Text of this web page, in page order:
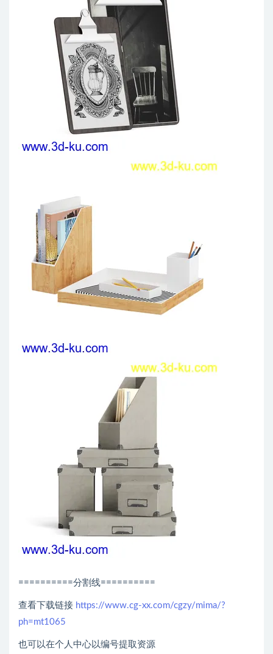
==========分割线==========
查看下载链接 https://www.cg-xx.com/cgzy/mima/?
ph=mt1065
也可以在个人中心以编号提取资源